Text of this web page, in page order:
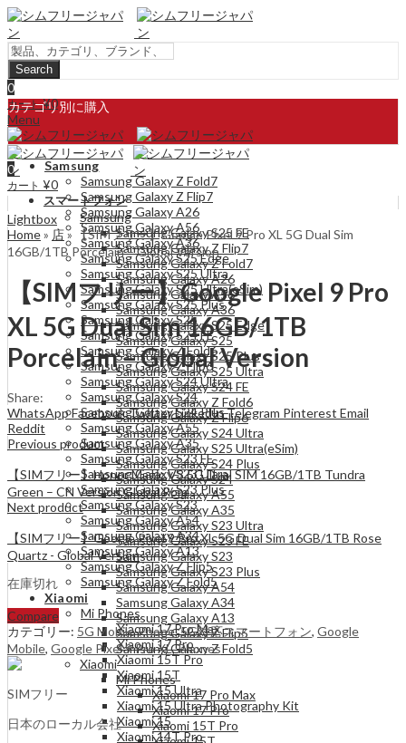
Search
0
カート ¥0
Menu
0
カート ¥0
カテゴリ別に購入
Samsung
Samsung Galaxy Z Fold7
Samsung Galaxy Z Flip7
Samsung Galaxy A26
Samsung Galaxy A56
Samsung Galaxy A36
Samsung Galaxy S25 Edge
Samsung Galaxy S25 Ultra
Samsung Galaxy S25 Ultra(eSim)
Samsung Galaxy S25 Plus
Samsung Galaxy S25
Samsung Galaxy S24 FE
Samsung Galaxy Z Fold6
Samsung Galaxy Z Flip6
Samsung Galaxy S24 Ultra
Samsung Galaxy S24
Samsung Galaxy S24 Plus
Samsung Galaxy A55
Samsung Galaxy A35
Samsung Galaxy S23 FE
Samsung Galaxy S23 Ultra
Samsung Galaxy S23 Plus
Samsung Galaxy S23
Samsung Galaxy A54
Samsung Galaxy A34
Samsung Galaxy A13
Samsung Galaxy Z Flip5
Samsung Galaxy Z Fold5
Xiaomi
Mi Phones
Xiaomi 17 Pro Max
Xiaomi 17 Pro
Xiaomi 15T Pro
Xiaomi 15T
Xiaomi 15 Ultra
Xiaomi 15 Ultra Photography Kit
Xiaomi 15
Xiaomi 14T Pro
スマートフォン
Samsung
Samsung Galaxy S25 FE
Samsung Galaxy Z Flip7
Samsung Galaxy Z Fold7
Samsung Galaxy A26
Samsung Galaxy A56
Samsung Galaxy A36
Samsung Galaxy S25 Edge
Samsung Galaxy S25
Samsung Galaxy S25 Plus
Samsung Galaxy S25 Ultra
Samsung Galaxy S24 FE
Samsung Galaxy Z Fold6
Samsung Galaxy Z Flip6
Samsung Galaxy S24 Ultra
Samsung Galaxy S25 Ultra(eSim)
Samsung Galaxy S24 Plus
Samsung Galaxy S24
Samsung Galaxy A55
Samsung Galaxy A35
Samsung Galaxy S23 Ultra
Samsung Galaxy S23 FE
Samsung Galaxy S23
Samsung Galaxy S23 Plus
Samsung Galaxy A54
Samsung Galaxy A34
Samsung Galaxy A13
Samsung Galaxy Z Flip5
Samsung Galaxy Z Fold5
Xiaomi
Mi Phones
Xiaomi 17 Pro Max
Xiaomi 17 Pro
Xiaomi 15T Pro
Lightbox
Home» 店» 【SIMフリー】Google Pixel 9 Pro XL 5G Dual Sim
16GB/1TB Porcelain – Global Version
【SIMフリー】Google Pixel 9 Pro
XL 5G Dual Sim 16GB/1TB
Porcelain – Global Version
Share:
WhatsAppFacebookTwitterLinkedInTelegram Pinterest Email
Reddit
Previous product
【SIMフリー】Honor Magic V3 5G Dual SIM 16GB/1TB Tundra
Green – CN Version Global Rom
Next product
【SIMフリー】Google Pixel 9 Pro XL 5G Dual Sim 16GB/1TB Rose
Quartz - Global Version
在庫切れ
Compare
カテゴリー: 5G Mobile Phone,5G対応スマートフォン, Google
Mobile, Google Pixel 9 Pro XL,Phones
SIMフリー
日本のローカル会社